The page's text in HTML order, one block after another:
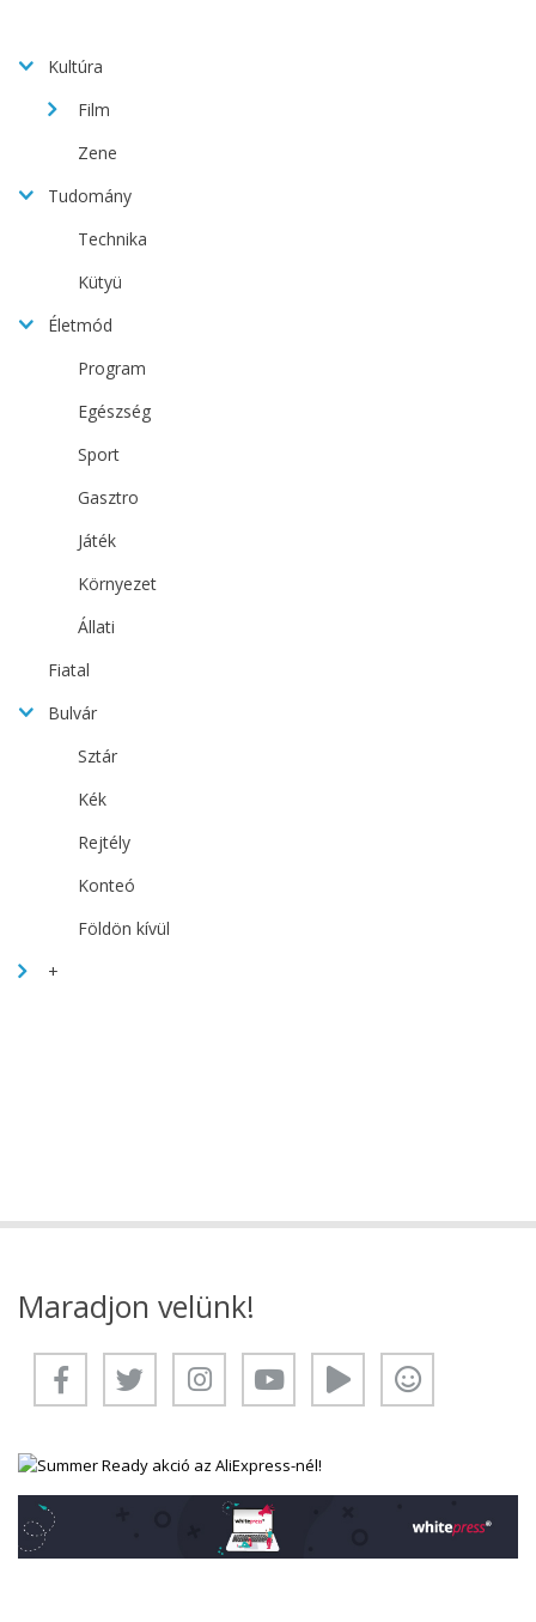
Kultúra
Film
Zene
Tudomány
Technika
Kütyü
Életmód
Program
Egészség
Sport
Gasztro
Játék
Környezet
Állati
Fiatal
Bulvár
Sztár
Kék
Rejtély
Konteó
Földön kívül
+
Maradjon velünk!